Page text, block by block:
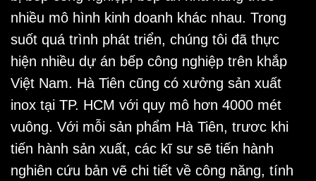
nhiều mô hình kinh doanh khác nhau. Trong
suốt quá trình phát triển, chúng tôi đã thực
hiện nhiều dự án bếp công nghiệp trên khắp
Việt Nam. Hà Tiên cũng có xưởng sản xuất
inox tại TP. HCM với quy mô hơn 4000 mét
vuông. Với mỗi sản phẩm Hà Tiên, trươc khi
tiến hành sản xuất, các kĩ sư sẽ tiến hành
nghiên cứu bản vẽ chi tiết về công năng, tính